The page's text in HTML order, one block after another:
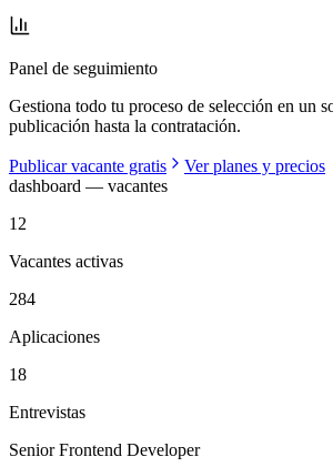
Panel de seguimiento
Gestiona todo tu proceso de selección en un
publicación hasta la contratación.
Publicar vacante gratis
Ver planes y precios
dashboard — vacantes
12
Vacantes activas
284
Aplicaciones
18
Entrevistas
Senior Frontend Developer